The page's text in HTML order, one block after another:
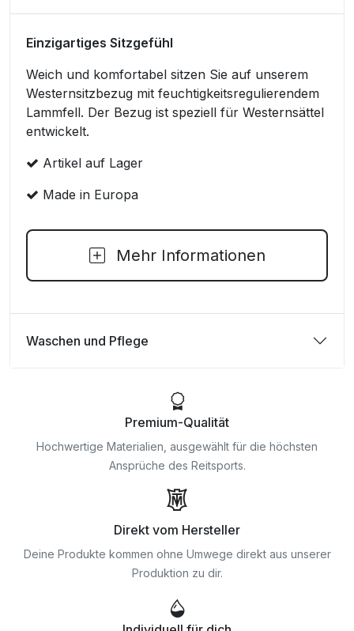
Einzigartiges Sitzgefühl
Weich und komfortabel sitzen Sie auf unserem
Westernsitzbezug mit feuchtigkeitsregulierendem
Lammfell. Der Bezug ist speziell für Westernsättel
entwickelt.
Artikel auf Lager
Made in Europa
Mehr Informationen
Waschen und Pflege
Premium-Qualität
Hochwertige Materialien, ausgewählt für die höchsten
Ansprüche des Reitsports.
Direkt vom Hersteller
Deine Produkte kommen ohne Umwege direkt aus unserer
Produktion zu dir.